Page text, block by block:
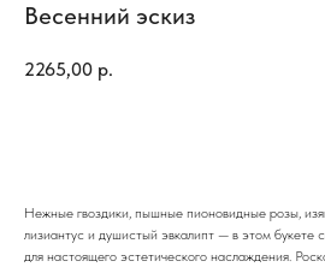
Весенний эскиз
2265,00 р.
Нежные гвоздики, пышные пионовидные розы,
лизиантус и душистый эвкалипт — в этом букете
для настоящего эстетического наслаждения.